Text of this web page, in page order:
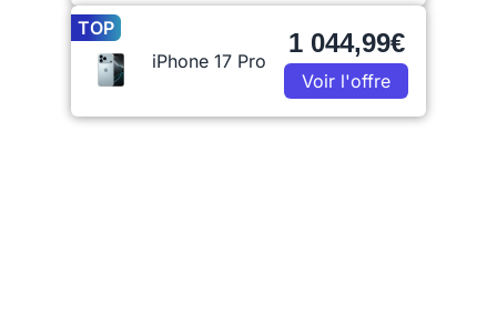
TOP
iPhone 17 Pro
1 044,99€
Voir l'offre